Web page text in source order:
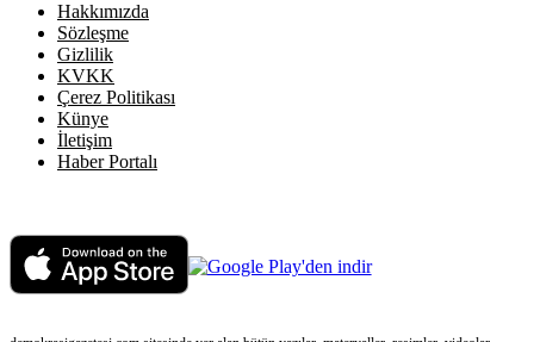
Hakkımızda
Sözleşme
Gizlilik
KVKK
Çerez Politikası
Künye
İletişim
Haber Portalı